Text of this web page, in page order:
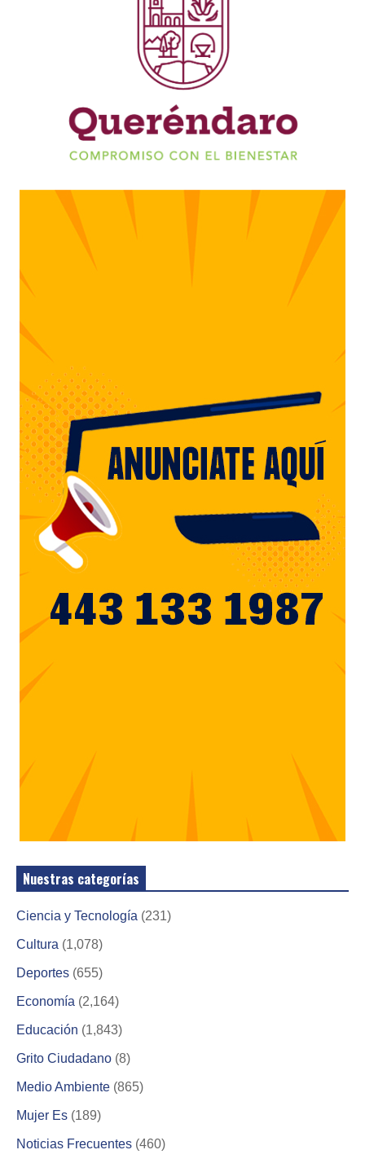
Nuestras categorías
Ciencia y Tecnología (231)
Cultura (1,078)
Deportes (655)
Economía (2,164)
Educación (1,843)
Grito Ciudadano (8)
Medio Ambiente (865)
Mujer Es (189)
Noticias Frecuentes (460)